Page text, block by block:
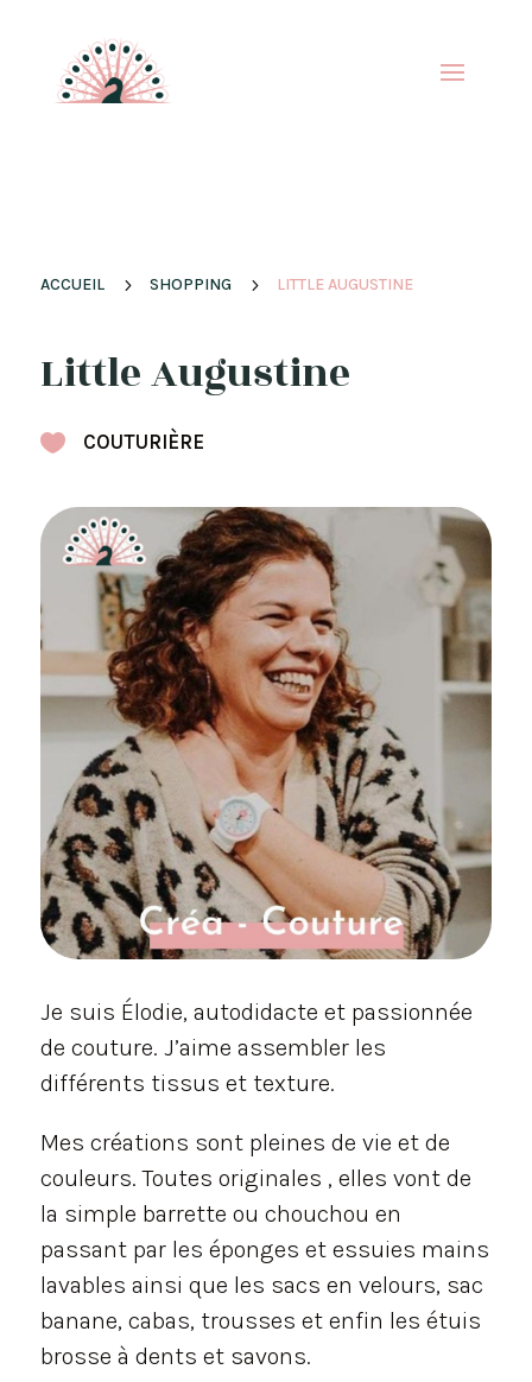
ACCUEIL 5 SHOPPING 5 LITTLE AUGUSTINE
Little Augustine
 COUTURIÈRE
Je suis Élodie, autodidacte et passionnée
de couture. J’aime assembler les
différents tissus et texture.
Mes créations sont pleines de vie et de
couleurs. Toutes originales , elles vont de
la simple barrette ou chouchou en
passant par les éponges et essuies mains
lavables ainsi que les sacs en velours, sac
banane, cabas, trousses et enfin les étuis
brosse à dents et savons.